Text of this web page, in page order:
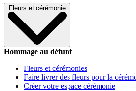
Fleurs et cérémonie
Hommage au défunt
Fleurs et cérémonies
Faire livrer des fleurs pour la
Créer votre espace cérémonie